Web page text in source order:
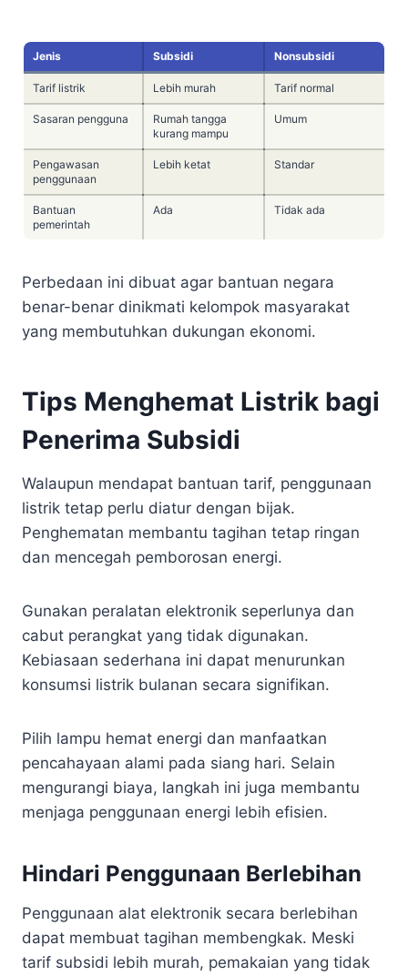
Jenis Subsidi Nonsubsidi
Tarif listrik Lebih murah Tarif normal
Sasaran pengguna
Rumah tangga
kurang mampu
Umum
Pengawasan
penggunaan
Lebih ketat Standar
Bantuan
pemerintah
Ada Tidak ada
Perbedaan ini dibuat agar bantuan negara
benar-benar dinikmati kelompok masyarakat
yang membutuhkan dukungan ekonomi.
Tips Menghemat Listrik bagi
Penerima Subsidi
Walaupun mendapat bantuan tarif, penggunaan
listrik tetap perlu diatur dengan bijak.
Penghematan membantu tagihan tetap ringan
dan mencegah pemborosan energi.
Gunakan peralatan elektronik seperlunya dan
cabut perangkat yang tidak digunakan.
Kebiasaan sederhana ini dapat menurunkan
konsumsi listrik bulanan secara signifikan.
Pilih lampu hemat energi dan manfaatkan
pencahayaan alami pada siang hari. Selain
mengurangi biaya, langkah ini juga membantu
menjaga penggunaan energi lebih efisien.
Hindari Penggunaan Berlebihan
Penggunaan alat elektronik secara berlebihan
dapat membuat tagihan membengkak. Meski
tarif subsidi lebih murah, pemakaian yang tidak